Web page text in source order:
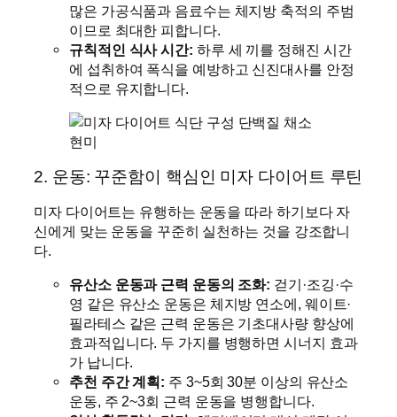
많은 가공식품과 음료수는 체지방 축적의 주범
이므로 최대한 피합니다.
규칙적인 식사 시간: 하루 세 끼를 정해진 시간
에 섭취하여 폭식을 예방하고 신진대사를 안정
적으로 유지합니다.
2. 운동: 꾸준함이 핵심인 미자 다이어트 루틴
미자 다이어트는 유행하는 운동을 따라 하기보다 자
신에게 맞는 운동을 꾸준히 실천하는 것을 강조합니
다.
유산소 운동과 근력 운동의 조화: 걷기·조깅·수
영 같은 유산소 운동은 체지방 연소에, 웨이트·
필라테스 같은 근력 운동은 기초대사량 향상에
효과적입니다. 두 가지를 병행하면 시너지 효과
가 납니다.
추천 주간 계획: 주 3~5회 30분 이상의 유산소
운동, 주 2~3회 근력 운동을 병행합니다.